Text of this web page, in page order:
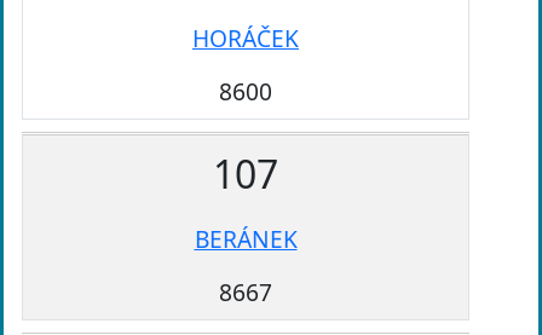
HORÁČEK
8600
107
BERÁNEK
8667